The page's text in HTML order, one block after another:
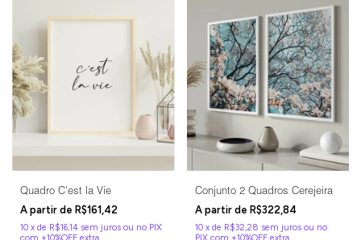
Quadro C'est la Vie
R$161,42
10 x de R$16,14 sem juros
Conjunto 2 Quadros Cerejeira
R$322,84
10 x de R$32,28 sem juros